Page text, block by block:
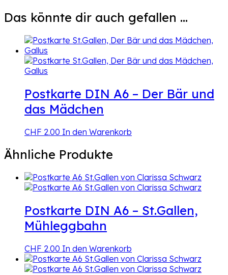
Christmas
One
Das könnte dir auch gefallen …
Postkarte DIN A6 – Der Bär und
das Mädchen
CHF 2.00 In den Warenkorb
Ähnliche Produkte
Postkarte DIN A6 – St.Gallen,
Mühleggbahn
CHF 2.00 In den Warenkorb